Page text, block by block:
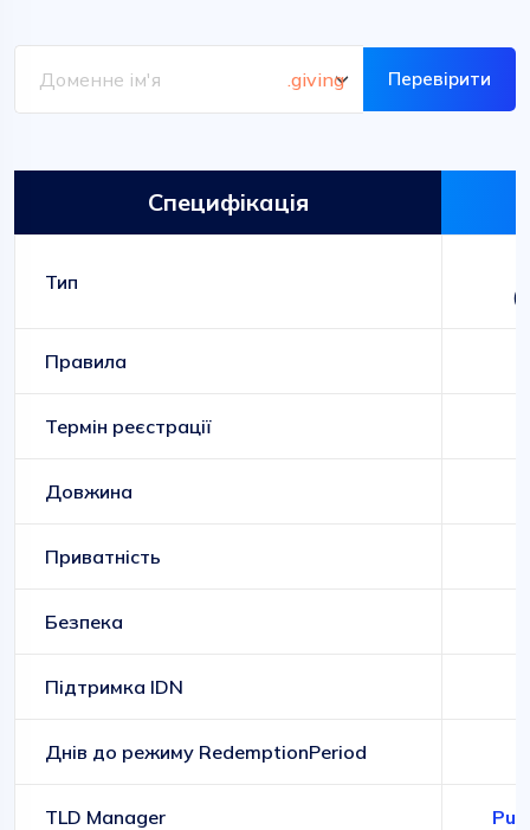
Перевірити
Специфікація
Тип
Правила
Термін реєстрації
Довжина
Приватність
Безпека
Підтримка IDN
Днів до режиму RedemptionPeriod
TLD Manager